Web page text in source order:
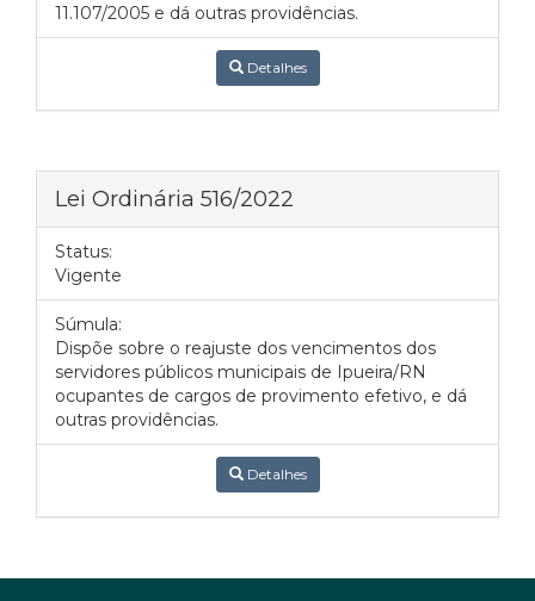
11.107/2005 e dá outras providências.
Detalhes
Lei Ordinária 516/2022
Status:
Vigente
Súmula:
Dispõe sobre o reajuste dos vencimentos dos
servidores públicos municipais de Ipueira/RN
ocupantes de cargos de provimento efetivo, e dá
outras providências.
Detalhes